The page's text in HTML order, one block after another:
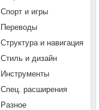
Спорт и игры
Переводы
Структура и навигация
Стиль и дизайн
Инструменты
Спец. расширения
Разное